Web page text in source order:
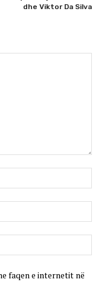
dhe Viktor Da Silva
faqen e internetit në